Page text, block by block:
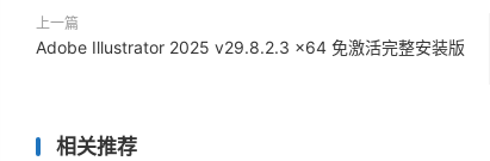
上一篇
Adobe Illustrator 2025 v29.8.2.3 x64 免激活完整安装版
相关推荐